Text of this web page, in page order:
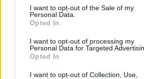
consent section.
I want to opt-out of the Sale of my
Personal Data.
Opted In
I want to opt-out of processing my
Personal Data for Targeted
Opted In
I want to opt-out of Collection, Use,
Országos hírek